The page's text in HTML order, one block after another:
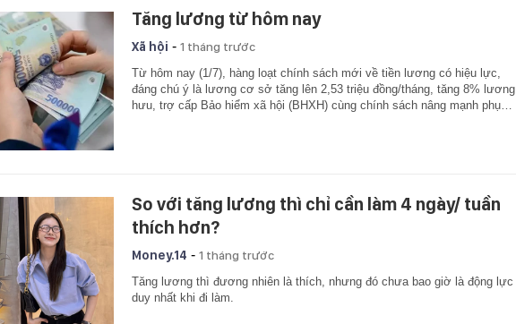
Tăng lương từ hôm nay
Xã hội - 1 tháng trước
Từ hôm nay (1/7), hàng loạt chính sách mới về tiền lương có hiệu lực,
đáng chú ý là lương cơ sở tăng lên 2,53 triệu đồng/tháng, tăng 8% lương
hưu, trợ cấp Bảo hiểm xã hội (BHXH) cùng chính sách nâng mạnh phụ…
So với tăng lương thì chỉ cần làm 4 ngày/ tuần
thích hơn?
Money.14 - 1 tháng trước
Tăng lương thì đương nhiên là thích, nhưng đó chưa bao giờ là động lực
duy nhất khi đi làm.